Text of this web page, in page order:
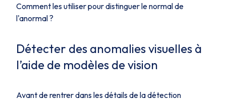
Comment les utiliser pour distinguer le normal de
l'anormal ?
Détecter des anomalies visuelles à
l’aide de modèles de vision
Avant de rentrer dans les détails de la détection